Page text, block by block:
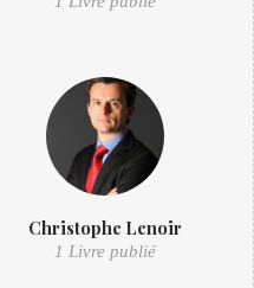
Christophe Lenoir
1 Livre publié